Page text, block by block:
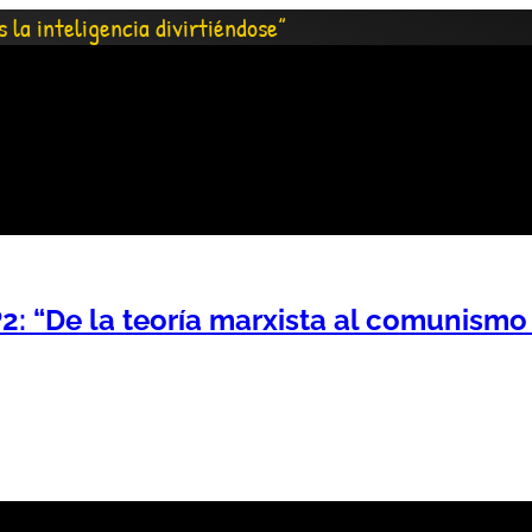
la inteligencia divirtiéndose”
“De la teoría marxista al comunismo